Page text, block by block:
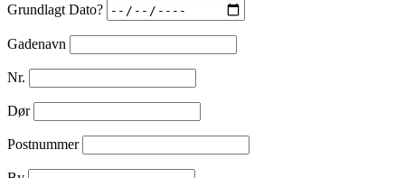
Grundlagt Dato?
Gadenavn
Nr.
Dør
Postnummer